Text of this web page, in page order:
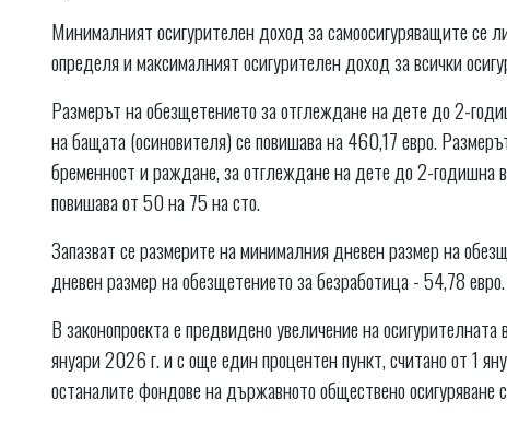
Минималният осигурителен доход за самоосигуряващите
определя и максималният осигурителен доход за всички
Размерът на обезщетението за отглеждане на дете до 2-
на бащата (осиновителя) се повишава на 460,17 евро.
бременност и раждане, за отглеждане на дете до 2-годишна
повишава от 50 на 75 на сто.
Запазват се размерите на минималния дневен размер на
дневен размер на обезщетението за безработица - 54,78 евро.
В законопроекта е предвидено увеличение на
януари 2026 г. и с още един процентен пункт, считано от 1
останалите фондове на държавното обществено осигуряване